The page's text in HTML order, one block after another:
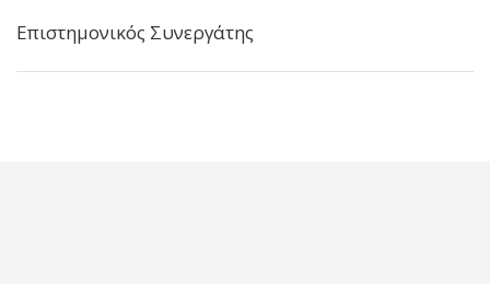
Επιστημονικός Συνεργάτης